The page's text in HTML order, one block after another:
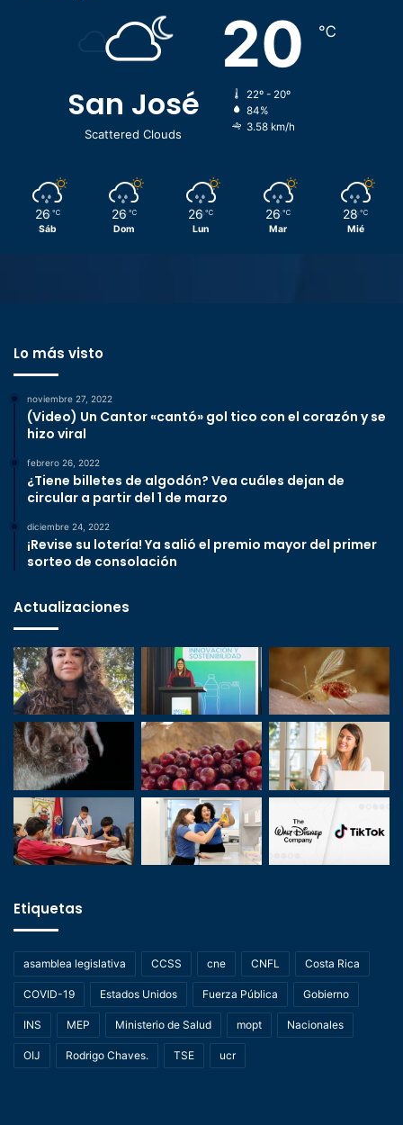
San José
Scattered Clouds
20 ℃
22º - 20º
84%
3.58 km/h
26 ℃
Sáb
26 ℃
Dom
26 ℃
Lun
26 ℃
Mar
28 ℃
Mié
Lo más visto
noviembre 27, 2022
(Video) Un Cantor «cantó» gol tico con el corazón y se
hizo viral
febrero 26, 2022
¿Tiene billetes de algodón? Vea cuáles dejan de
circular a partir del 1 de marzo
diciembre 24, 2022
¡Revise su lotería! Ya salió el premio mayor del primer
sorteo de consolación
Actualizaciones
Etiquetas
asamblea legislativa CCSS cne CNFL Costa Rica
COVID-19 Estados Unidos Fuerza Pública Gobierno
INS MEP Ministerio de Salud mopt Nacionales
OIJ Rodrigo Chaves. TSE ucr